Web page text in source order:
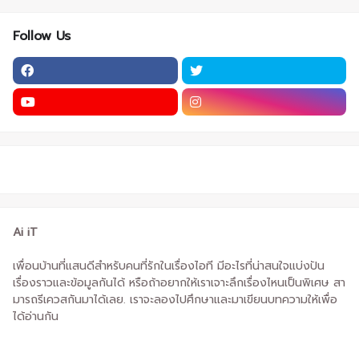
Follow Us
Ai iT
เพื่อนบ้านที่แสนดีสำหรับคนที่รักในเรื่องไอที มีอะไรที่น่าสนใจแบ่งปัน
เรื่องราวและข้อมูลกันได้ หรือถ้าอยากให้เราเจาะลึกเรื่องไหนเป็นพิเศษ สา
มารถรีเควสกันมาได้เลย. เราจะลองไปศึกษาและมาเขียนบทความให้เพื่อ
ได้อ่านกัน